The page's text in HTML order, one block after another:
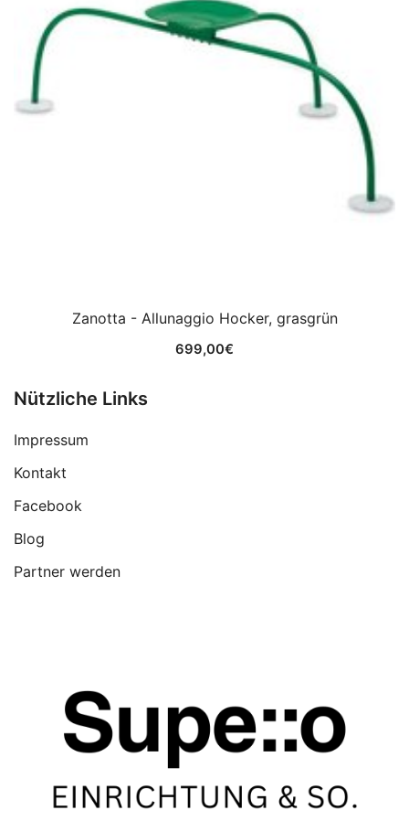
Zanotta - Allunaggio Hocker, grasgrün
699,00€
Nützliche Links
Impressum
Kontakt
Facebook
Blog
Partner werden